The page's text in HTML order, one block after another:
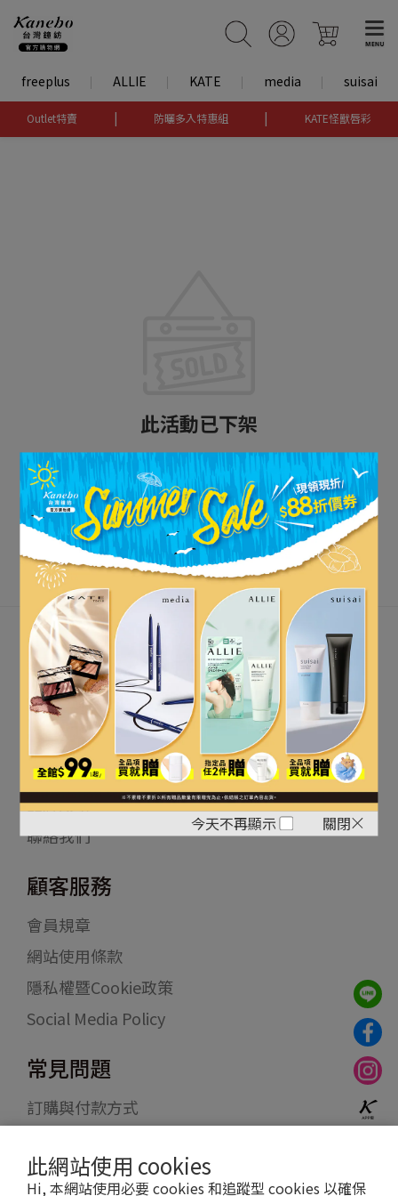
此網站使用 cookies
Hi, 本網站使用必要 cookies 和追蹤型 cookies 以確保
freeplus ALLIE KATE media suisai
Outlet特賣 | 防曬多入特惠組 | KATE怪獸唇彩
立即購買
今天不再顯示 關閉
此活動已下架
關注最新資訊
關於我們
品牌故事
聯絡我們
顧客服務
會員規章
網站使用條款
隱私權暨Cookie政策
Social Media Policy
常見問題
訂購與付款方式
退貨退款